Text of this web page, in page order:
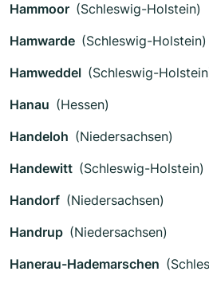
Hammoor (Schleswig-Holstein)
Hamwarde (Schleswig-Holstein)
Hamweddel (Schleswig-
Hanau (Hessen)
Handeloh (Niedersachsen)
Handewitt (Schleswig-Holstein)
Handorf (Niedersachsen)
Handrup (Niedersachsen)
Hanerau-Hademarschen